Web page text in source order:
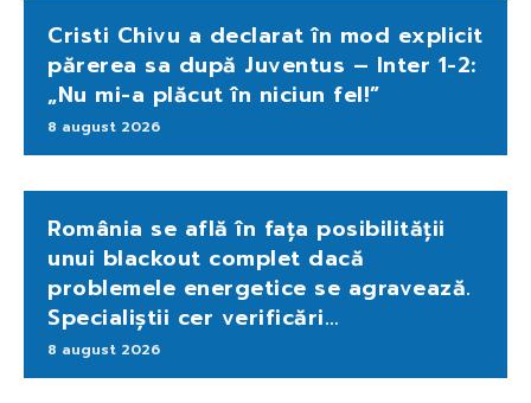
Cristi Chivu a declarat în mod explicit
părerea sa după Juventus – Inter 1-2:
„Nu mi-a plăcut în niciun fel!”
8 august 2026
România se află în fața posibilității
unui blackout complet dacă
problemele energetice se agravează.
Specialiștii cer verificări…
8 august 2026